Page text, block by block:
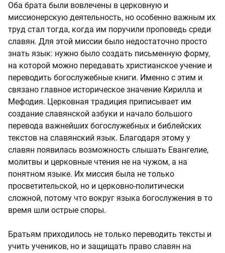
Оба брата были вовлечены в церковную и
миссионерскую деятельность, но особенно важным их
труд стал тогда, когда им поручили проповедь среди
славян. Для этой миссии было недостаточно просто
знать язык: нужно было создать письменную форму,
на которой можно передавать христианское учение и
переводить богослужебные книги. Именно с этим и
связано главное историческое значение Кирилла и
Мефодия. Церковная традиция приписывает им
создание славянской азбуки и начало большого
перевода важнейших богослужебных и библейских
текстов на славянский язык. Благодаря этому у
славян появилась возможность слышать Евангелие,
молитвы и церковные чтения не на чужом, а на
понятном языке. Их миссия была не только
просветительской, но и церковно-политически
сложной, потому что вокруг языка богослужения в то
время шли острые споры.
Братьям приходилось не только переводить тексты и
учить учеников, но и защищать право славян на